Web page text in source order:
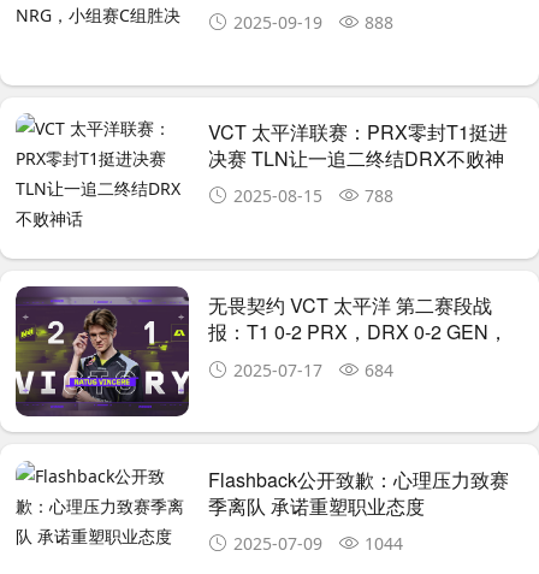
2025-09-19 888
VCT 太平洋联赛：PRX零封T1挺进
决赛 TLN让一追二终结DRX不败神
话 2025-08-15 788
无畏契约 VCT 太平洋 第二赛段战
报：T1 0-2 PRX，DRX 0-2 GEN，
TYLOO 2-0 TE ，NAVI 2-1 APK
2025-07-17 684
Flashback公开致歉：心理压力致赛
季离队 承诺重塑职业态度
2025-07-09 1044